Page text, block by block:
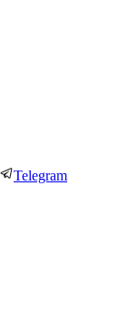
Telegram